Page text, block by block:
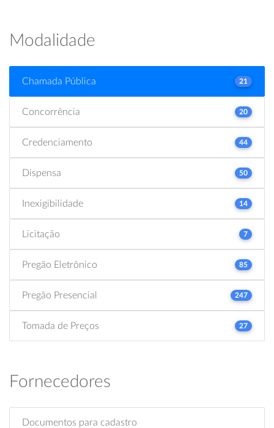
Modalidade
Chamada Pública 21
Concorrência 20
Credenciamento 44
Dispensa 50
Inexigibilidade 14
Licitação 7
Pregão Eletrônico 85
Pregão Presencial 247
Tomada de Preços 27
Fornecedores
Documentos para cadastro